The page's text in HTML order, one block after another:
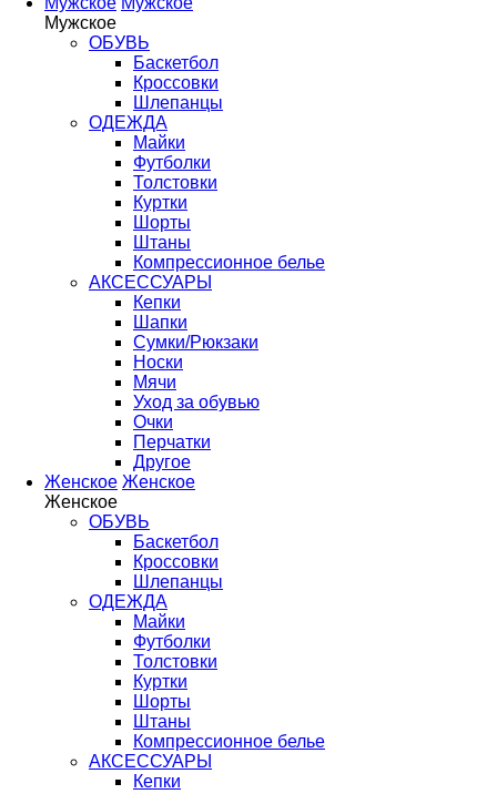
Мужское
ОБУВЬ
Баскетбол
Кроссовки
Шлепанцы
ОДЕЖДА
Майки
Футболки
Толстовки
Куртки
Шорты
Штаны
Компрессионное белье
АКСЕССУАРЫ
Кепки
Шапки
Сумки/Рюкзаки
Носки
Мячи
Уход за обувью
Очки
Перчатки
Другое
Женское Женское
Женское
ОБУВЬ
Баскетбол
Кроссовки
Шлепанцы
ОДЕЖДА
Майки
Футболки
Толстовки
Куртки
Шорты
Штаны
Компрессионное белье
АКСЕССУАРЫ
Кепки